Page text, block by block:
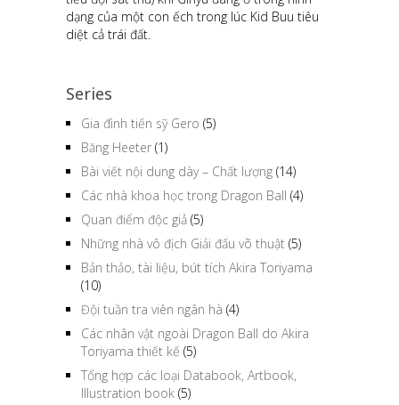
dạng của một con ếch trong lúc Kid Buu tiêu
diệt cả trái đất.
Series
Gia đình tiến sỹ Gero (5)
Băng Heeter (1)
Bài viết nội dung dày – Chất lượng (14)
Các nhà khoa học trong Dragon Ball (4)
Quan điểm độc giả (5)
Những nhà vô địch Giải đấu võ thuật (5)
Bản thảo, tài liệu, bút tích Akira Toriyama
(10)
Đội tuần tra viên ngân hà (4)
Các nhân vật ngoài Dragon Ball do Akira
Toriyama thiết kế (5)
Tổng hợp các loại Databook, Artbook,
Illustration book (5)